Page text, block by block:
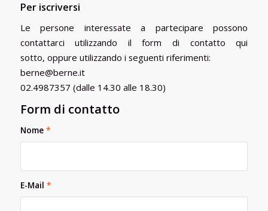
Per iscriversi
Le persone interessate a partecipare possono
contattarci utilizzando il form di contatto qui
sotto, oppure utilizzando i seguenti riferimenti:
berne@berne.it
02.4987357 (dalle 14.30 alle 18.30)
Form di contatto
Nome *
E-Mail *